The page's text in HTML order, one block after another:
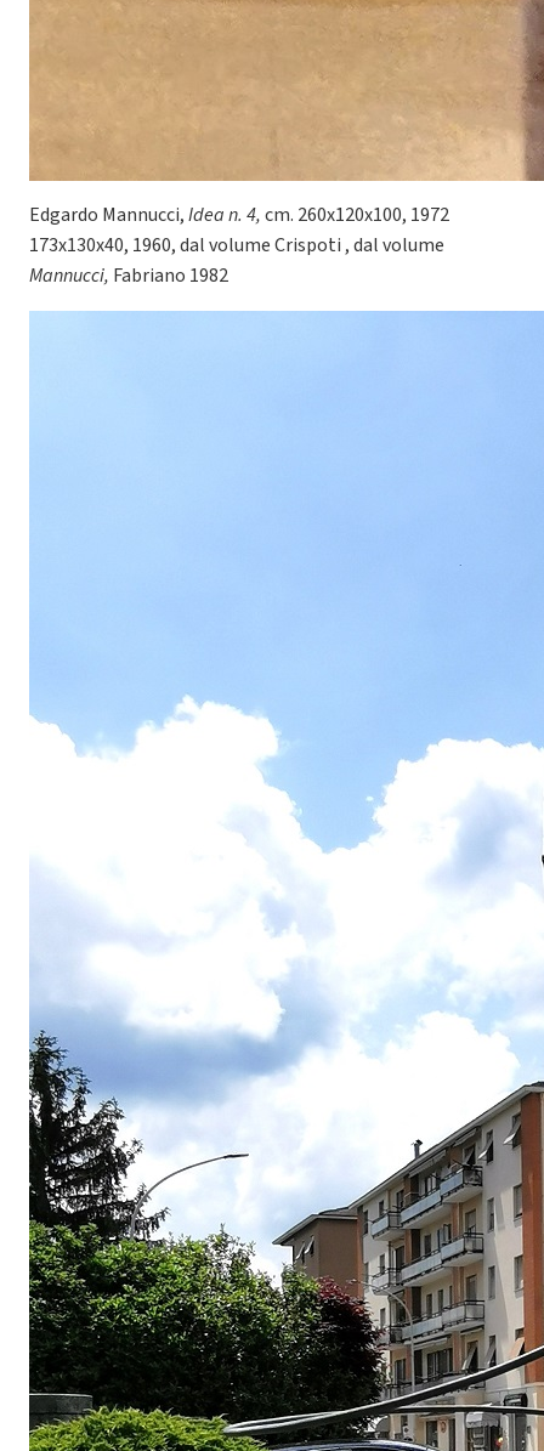
Edgardo Mannucci,Idea n. 4,cm. 260x120x100, 1972
173x130x40, 1960, dal volume Crispoti , dal volume
Mannucci, Fabriano 1982